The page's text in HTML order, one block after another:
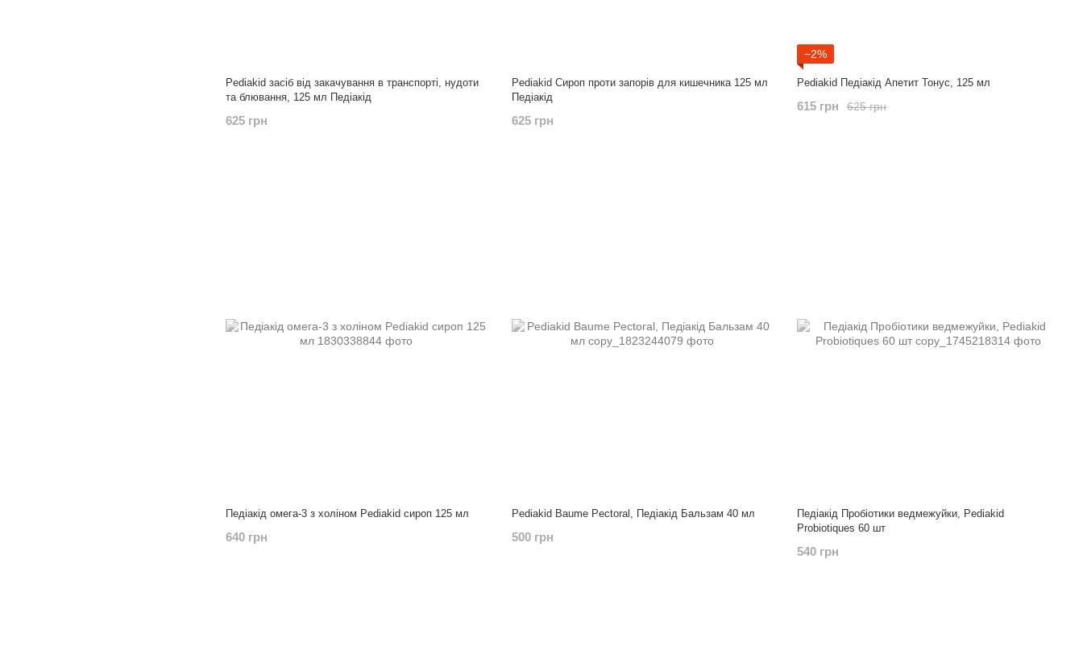
Pediakid засіб від закачування в транспорті, нудоти
та блювання, 125 мл Педіакід
625 грн
Pediakid Сироп проти запорів для кишечника 125 мл
Педіакід
625 грн
−2%
Pediakid Педіакід Апетит Тонус, 125 мл
625 грн
615 грн
Педіакід омега-3 з холіном Pediakid сироп 125 мл
640 грн
Pediakid Baume Pectoral, Педіакід Бальзам 40 мл
500 грн
Педіакід Пробіотики ведмежуйки, Pediakid
Probiotiques 60 шт
540 грн